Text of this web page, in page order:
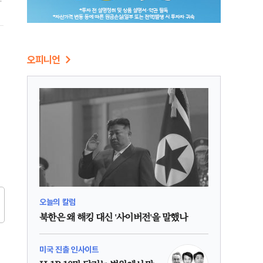
오피니언
오늘의 칼럼
북한은 왜 해킹 대신 '사이버전'을 말했나
미국 진출 인사이트